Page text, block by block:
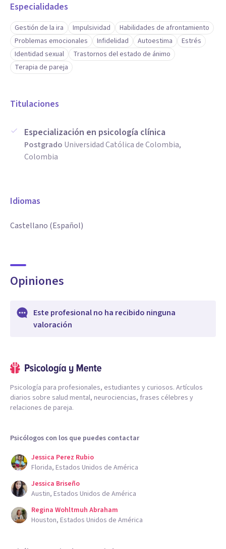
Especialidades
Gestión de la ira Impulsividad
Habilidades de afrontamiento
Problemas emocionales
Infidelidad Autoestima
Estrés
Identidad sexual
Trastornos del estado de ánimo
Terapia de pareja
Titulaciones
Especialización en psicología clínica
Postgrado Universidad Católica de Colombia,
Colombia
Idiomas
Castellano (Español)
Opiniones
Este profesional no ha recibido ninguna
valoración
Psicología para profesionales, estudiantes y curiosos. Artículos
diarios sobre salud mental, neurociencias, frases célebres y
relaciones de pareja.
Psicólogos con los que puedes contactar
Jessica Perez Rubio
Florida, Estados Unidos de América
Jessica Briseño
Austin, Estados Unidos de América
Regina Wohltmuh Abraham
Houston, Estados Unidos de América